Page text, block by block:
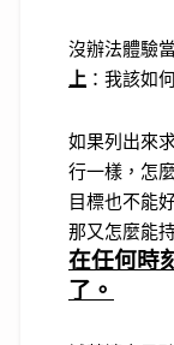
沒辦法體驗
上 ：我該如
如果列出來
行一樣，怎
目標也不能
那又怎麼能
在任何時
了。